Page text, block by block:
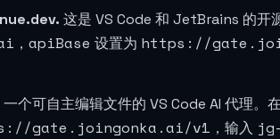
这是 VS Code 和 JetBrains 的开
， apiBase 设置为 https://
一个可自主编辑文件的 VS Code AI 代理
gate.joingonka.ai/v1 ，输入 jg-